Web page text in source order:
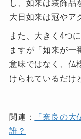
し、如来は装飾品
大日如来は冠やア
また、大きく4つ
ますが「如来が一
意味ではなく、仏
けられているだけ
関連：
「奈良の
誰？